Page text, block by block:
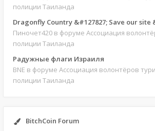
полиции Таиланда
Dragonfly Country &#127827; Save our site
Пиночет420 в форуме Ассоциация
полиции Таиланда
Радужные флаги Израиля
BNE в форуме Ассоциация волонтёров
полиции Таиланда
BitchCoin Forum